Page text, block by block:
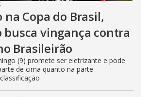
na Copa do Brasil,
busca vingança contra
Brasileirão
(9) promete ser eletrizante e pode
de cima quanto na parte